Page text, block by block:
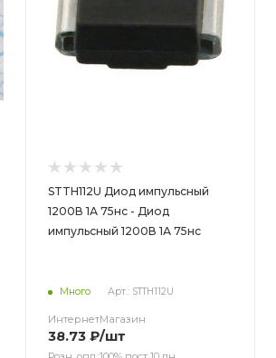
STTH112U Диод импульсный
1200В 1А 75нс - Диод
импульсный 1200В 1А 75нс
Много Арт.: STTH112U
ИнтернетМагазин
38.73 ₽/шт